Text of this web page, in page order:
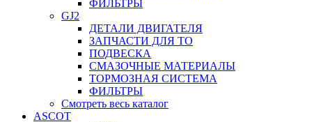
ФИЛЬТРЫ
GJ2
ДЕТАЛИ ДВИГАТЕЛЯ
ЗАПЧАСТИ ДЛЯ ТО
ПОДВЕСКА
СМАЗОЧНЫЕ МАТЕРИАЛЫ
ТОРМОЗНАЯ СИСТЕМА
ФИЛЬТРЫ
Смотреть весь каталог
ASCOT